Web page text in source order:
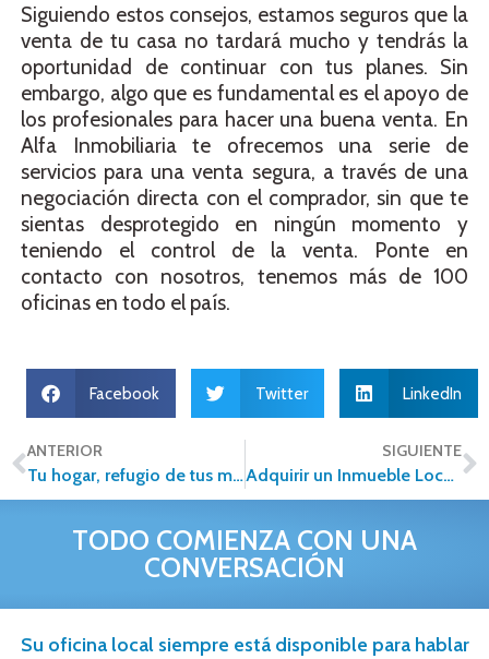
Siguiendo estos consejos, estamos seguros que la
venta de tu casa no tardará mucho y tendrás la
oportunidad de continuar con tus planes. Sin
embargo, algo que es fundamental es el apoyo de
los profesionales para hacer una buena venta. En
Alfa Inmobiliaria te ofrecemos una serie de
servicios para una venta segura, a través de una
negociación directa con el comprador, sin que te
sientas desprotegido en ningún momento y
teniendo el control de la venta. Ponte en
contacto con nosotros, tenemos más de 100
oficinas en todo el país.
Facebook Twitter LinkedIn
ANTERIOR
Tu hogar, refugio de tus mascotas
SIGUIENTE
Adquirir un Inmueble Lock-Off como Inversión ¿es viable?
TODO COMIENZA CON UNA
CONVERSACIÓN
Su oficina local siempre está disponible para hablar